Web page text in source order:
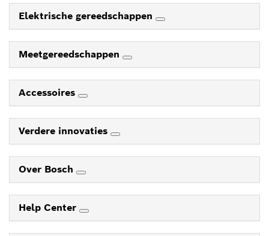
Elektrische gereedschappen
Meetgereedschappen
Accessoires
Verdere innovaties
Over Bosch
Help Center